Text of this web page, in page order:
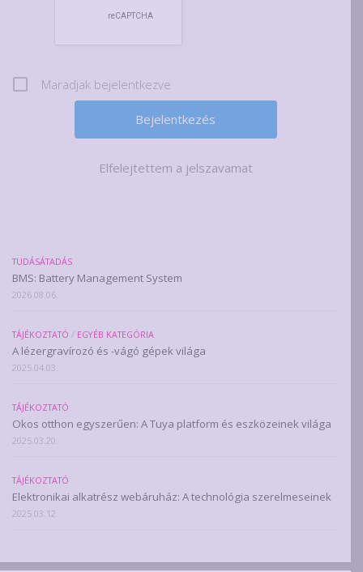
Maradjak bejelentkezve
Elfelejtettem a jelszavamat
TUDÁSÁTADÁS
BMS: Battery Management System
2026.08.06.
TÁJÉKOZTATÓ / EGYÉB KATEGÓRIA
A lézergravírozó és -vágó gépek világa
2025.04.03.
TÁJÉKOZTATÓ
Okos otthon egyszerűen: A Tuya platform és eszközeinek világa
2025.03.20.
TÁJÉKOZTATÓ
Elektronikai alkatrész webáruház: A technológia szerelmeseinek
2025.03.12.